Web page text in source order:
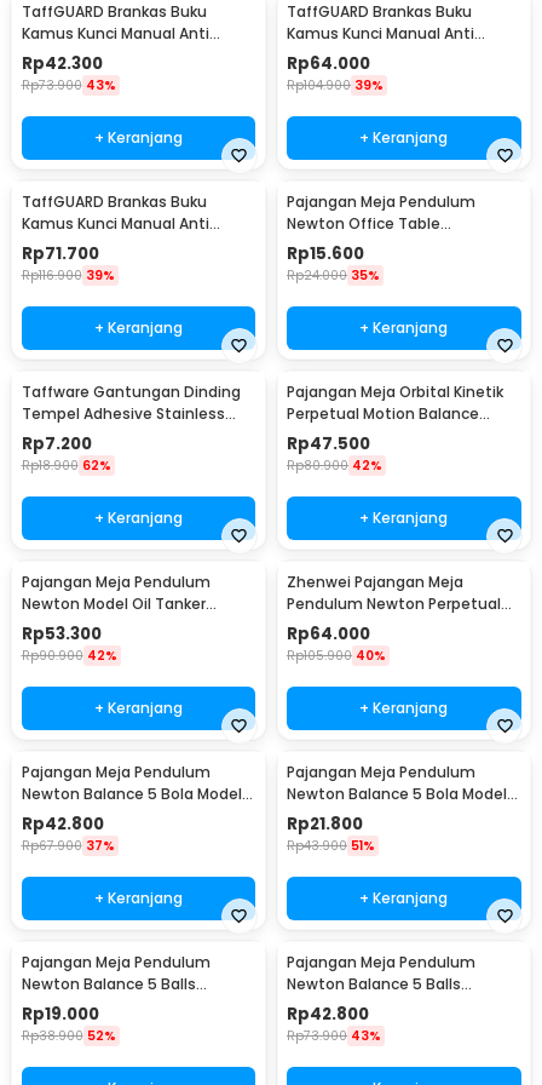
TaffGUARD Brankas Buku
Kamus Kunci Manual Anti
Maling Hidden Safe Box Kecil -
KB-10L
Rp42.300
Rp73.900 43%
+ Keranjang
TaffGUARD Brankas Buku
Kamus Kunci Manual Anti
Maling Hidden Safe Box Sedang
- KB-10L
Rp64.000
Rp104.900 39%
+ Keranjang
TaffGUARD Brankas Buku
Kamus Kunci Manual Anti
Maling Hidden Safe Box Besar -
KB-10L
Rp71.700
Rp116.900 39%
+ Keranjang
Pajangan Meja Pendulum
Newton Office Table
Decoration 5 Ball S - H50S
Rp15.600
Rp24.000 35%
+ Keranjang
Taffware Gantungan Dinding
Tempel Adhesive Stainless
Steel 6 PCS - ST40
Rp7.200
Rp18.900 62%
+ Keranjang
Pajangan Meja Orbital Kinetik
Perpetual Motion Balance
Physics - NR31TX
Rp47.500
Rp80.900 42%
+ Keranjang
Pajangan Meja Pendulum
Newton Model Oil Tanker
Perpetual Debate - B101
Rp53.300
Rp90.900 42%
+ Keranjang
Zhenwei Pajangan Meja
Pendulum Newton Perpetual
Model Ferris Wheel - ZPW
Rp64.000
Rp105.900 40%
+ Keranjang
Pajangan Meja Pendulum
Newton Balance 5 Bola Model
Arched M - ZY02
Rp42.800
Rp67.900 37%
+ Keranjang
Pajangan Meja Pendulum
Newton Balance 5 Bola Model
Arched S - ZY02
Rp21.800
Rp43.900 51%
+ Keranjang
Pajangan Meja Pendulum
Newton Balance 5 Balls
Stainless Steel Model T S -
LX013
Rp19.000
Rp38.900 52%
Pajangan Meja Pendulum
Newton Balance 5 Balls
Stainless Steel Model T L -
LX013
Rp42.800
Rp73.900 43%